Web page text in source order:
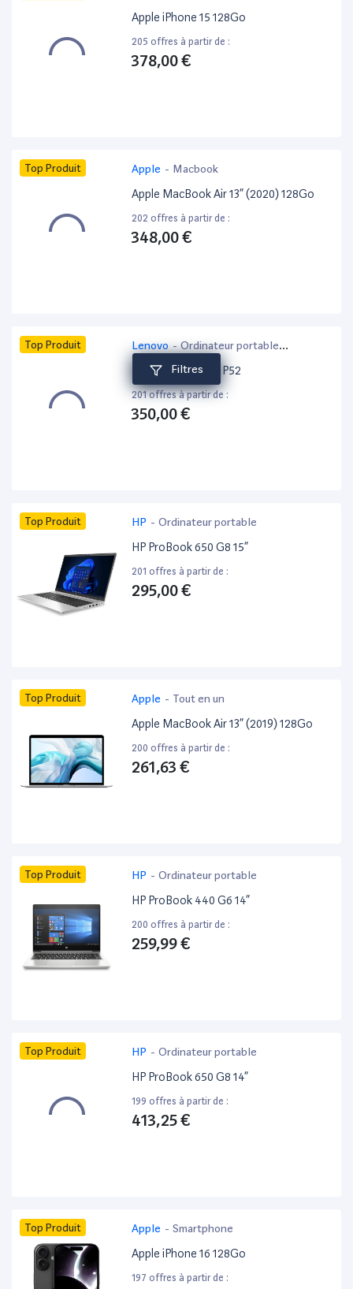
Filtres
Apple iPhone 15 128Go
205 offres à partir de :
378,00 €
Top Produit Apple - Macbook
Apple MacBook Air 13” (2020) 128Go
202 offres à partir de :
348,00 €
Top Produit Lenovo- Ordinateur portable
bureautique
Lenovo ThinkPad P52
201 offres à partir de :
350,00 €
Top Produit HP - Ordinateur portable
HP ProBook 650 G8 15”
201 offres à partir de :
295,00 €
Top Produit Apple - Tout en un
Apple MacBook Air 13” (2019) 128Go
200 offres à partir de :
261,63 €
Top Produit HP - Ordinateur portable
HP ProBook 440 G6 14”
200 offres à partir de :
259,99 €
Top Produit HP - Ordinateur portable
HP ProBook 650 G8 14”
199 offres à partir de :
413,25 €
Top Produit Apple - Smartphone
Apple iPhone 16 128Go
197 offres à partir de :